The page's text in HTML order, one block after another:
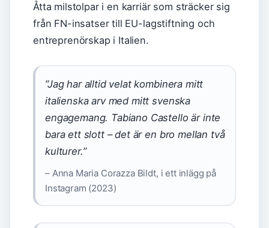
Åtta milstolpar i en karriär som sträcker sig
från FN-insatser till EU-lagstiftning och
entreprenörskap i Italien.
”Jag har alltid velat kombinera mitt
italienska arv med mitt svenska
engagemang. Tabiano Castello är inte
bara ett slott – det är en bro mellan två
kulturer.”
– Anna Maria Corazza Bildt, i ett inlägg på
Instagram (2023)